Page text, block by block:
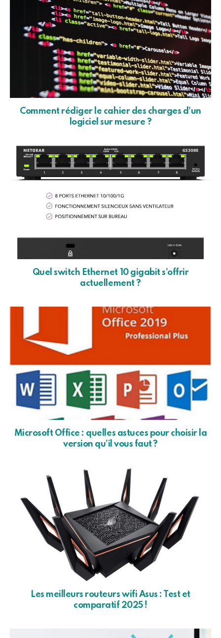
Comment rédiger le cahier des charges d’un
logiciel sur mesure ?
Quel switch Ethernet 10 gigabit s’offrir
actuellement ?
Microsoft Office : quelles astuces pour choisir la
version qu’il vous faut ?
Les meilleurs routeurs wifi Asus : Test et
comparatif 2025 !